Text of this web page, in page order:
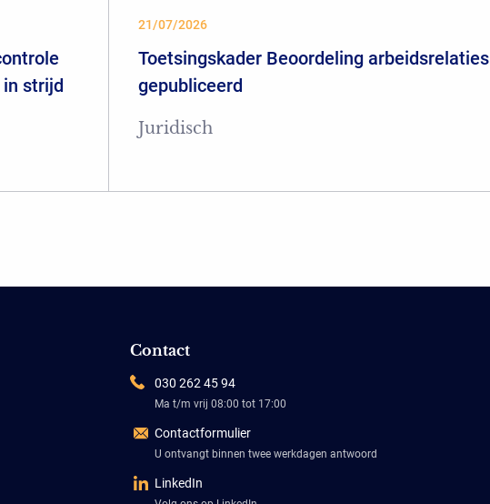
strijd
21/07/2026
Toetsingskader Beoordeling arbeidsrelaties
gepubliceerd
Juridisch
Contact
030 262 45 94
Ma t/m vrij 08:00 tot 17:00
Contactformulier
U ontvangt binnen twee werkdagen antwoord
LinkedIn